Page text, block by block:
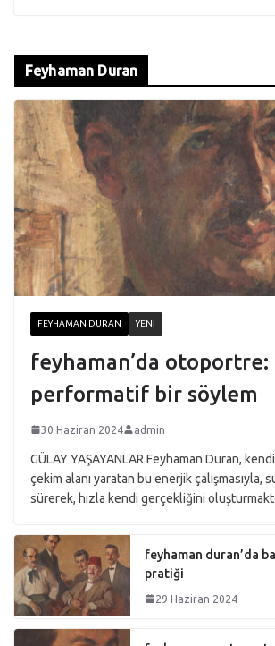
Feyhaman Duran
FEYHAMAN DURAN YENI
feyhaman’da otoportre:
performatif bir söylem
30 Haziran 2024 admin
GÜLAY YAŞAYANLAR Feyhaman Duran,
çekim alanı yaratan bu enerjik çalışmasıyla,
sürerek, hızla kendi gerçekliğini
feyhaman duran’da
pratiği
29 Haziran 2024